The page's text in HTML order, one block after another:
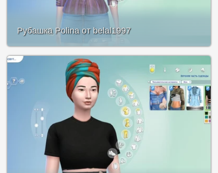
Рубашка Polina от belal1997